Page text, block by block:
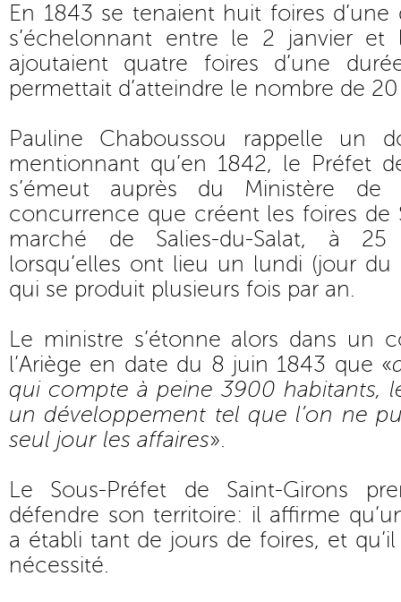
En 1843 se tenaient huit foires
s’échelonnant entre le 2 janvier et
ajoutaient quatre foires d’une
permettait d’atteindre le nombre de
Pauline Chaboussou rappelle un
mentionnant qu’en 1842, le Préfet
s’émeut auprès du Ministère de
concurrence que créent les foires de
marché de Salies-du-Salat, à
lorsqu’elles ont lieu un lundi (jour du
qui se produit plusieurs fois par an.
Le ministre s’étonne alors dans un
l’Ariège en date du 8 juin 1843 que «
qui compte à peine 3900 habitants,
un développement tel que l’on ne
seul jour les affaires».
Le Sous-Préfet de Saint-Girons
défendre son territoire: il affirme
a établi tant de jours de foires, et qu’il
nécessité.